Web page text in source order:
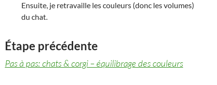
Ensuite, je retravaille les couleurs (donc les volumes)
du chat.
Étape précédente
Pas à pas: chats & corgi – équilibrage des couleurs